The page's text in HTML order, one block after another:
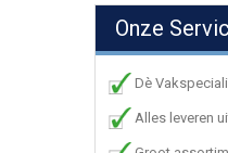
Onze
Dè
Alles leveren